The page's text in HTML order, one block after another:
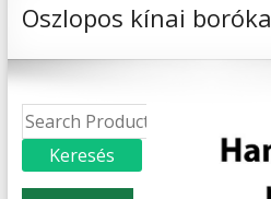
Oszlopos kínai boróka